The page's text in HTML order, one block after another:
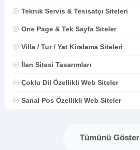
Teknik Servis & Tesisatçı Siteleri
One Page & Tek Sayfa Siteler
Villa / Tur / Yat Kiralama Siteleri
İlan Sitesi Tasarımları
Çoklu Dil Özellikli Web Siteler
Sanal Pos Özellikli Web Siteler
Tümünü Göster